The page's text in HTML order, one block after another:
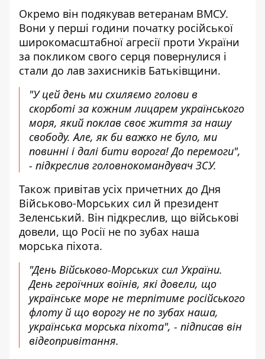
Окремо він подякував ветеранам ВМСУ.
Вони у перші години початку російської
широкомасштабної агресії проти України
за покликом свого серця повернулися і
стали до лав захисників Батьківщини.
"У цей день ми схиляємо голови в
скорботі за кожним лицарем українського
моря, який поклав своє життя за нашу
свободу. Але, як би важко не було, ми
повинні і далі бити ворога! До перемоги",
- підкреслив головнокомандувач ЗСУ.
Також привітав усіх причетних до Дня
Військово-Морських сил й президент
Зеленський. Він підкреслив, що військові
довели, що Росії не по зубах наша
морська піхота.
"День Військово-Морських сил України.
День героїчних воїнів, які довели, що
українське море не терпітиме російського
флоту й що ворогу не по зубах наша,
українська морська піхота", - підписав він
відеопривітання.